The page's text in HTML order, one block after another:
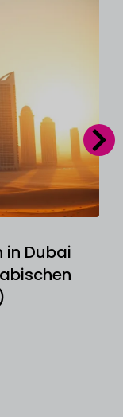
in Dubai